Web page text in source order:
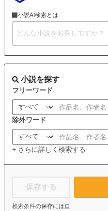
小説AI検索とは
小説を探す
フリーワード
除外ワード
+ さらに詳しく検索する
保存する
検索条件の保存には ロ